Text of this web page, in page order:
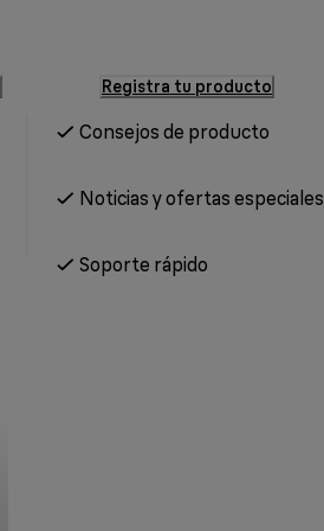
Registra tu producto
Consejos de producto
Noticias y ofertas especiales
Soporte rápido